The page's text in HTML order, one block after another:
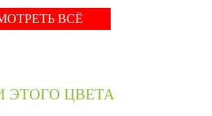
ВСЁ
ЭТОГО ЦВЕТА